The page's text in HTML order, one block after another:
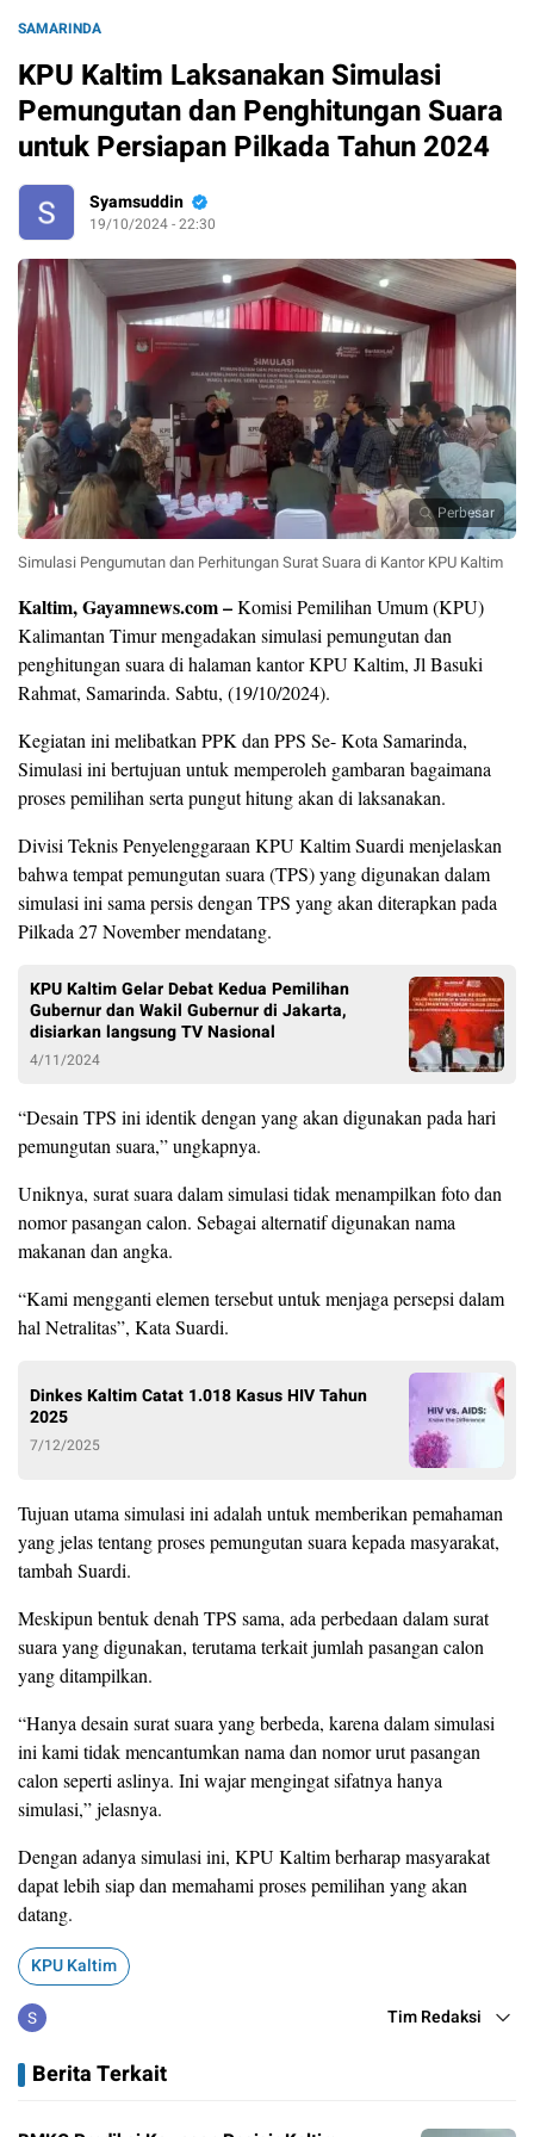
SAMARINDA
KPU Kaltim Laksanakan Simulasi
Pemungutan dan Penghitungan Suara
untuk Persiapan Pilkada Tahun 2024
Syamsuddin
19/10/2024 - 22:30
Perbesar
Simulasi Pengumutan dan Perhitungan Surat Suara di Kantor KPU Kaltim
Kaltim, Gayamnews.com –Komisi Pemilihan Umum (KPU)
Kalimantan Timur mengadakan simulasi pemungutan dan
penghitungan suara di halaman kantor KPU Kaltim, Jl Basuki
Rahmat, Samarinda. Sabtu, (19/10/2024).
Kegiatan ini melibatkan PPK dan PPS Se- Kota Samarinda,
Simulasi ini bertujuan untuk memperoleh gambaran bagaimana
proses pemilihan serta pungut hitung akan di laksanakan.
Divisi Teknis Penyelenggaraan KPU Kaltim Suardi menjelaskan
bahwa tempat pemungutan suara (TPS) yang digunakan dalam
simulasi ini sama persis dengan TPS yang akan diterapkan pada
Pilkada 27 November mendatang.
KPU Kaltim Gelar Debat Kedua Pemilihan
Gubernur dan Wakil Gubernur di Jakarta,
disiarkan langsung TV Nasional
4/11/2024
“Desain TPS ini identik dengan yang akan digunakan pada hari
pemungutan suara,” ungkapnya.
Uniknya, surat suara dalam simulasi tidak menampilkan foto dan
nomor pasangan calon. Sebagai alternatif digunakan nama
makanan dan angka.
“Kami mengganti elemen tersebut untuk menjaga persepsi dalam
hal Netralitas”, Kata Suardi.
Dinkes Kaltim Catat 1.018 Kasus HIV Tahun
2025
7/12/2025
Tujuan utama simulasi ini adalah untuk memberikan pemahaman
yang jelas tentang proses pemungutan suara kepada masyarakat,
tambah Suardi.
Meskipun bentuk denah TPS sama, ada perbedaan dalam surat
suara yang digunakan, terutama terkait jumlah pasangan calon
yang ditampilkan.
“Hanya desain surat suara yang berbeda, karena dalam simulasi
ini kami tidak mencantumkan nama dan nomor urut pasangan
calon seperti aslinya. Ini wajar mengingat sifatnya hanya
simulasi,” jelasnya.
Dengan adanya simulasi ini, KPU Kaltim berharap masyarakat
dapat lebih siap dan memahami proses pemilihan yang akan
datang.
KPU Kaltim
Tim Redaksi
Berita Terkait